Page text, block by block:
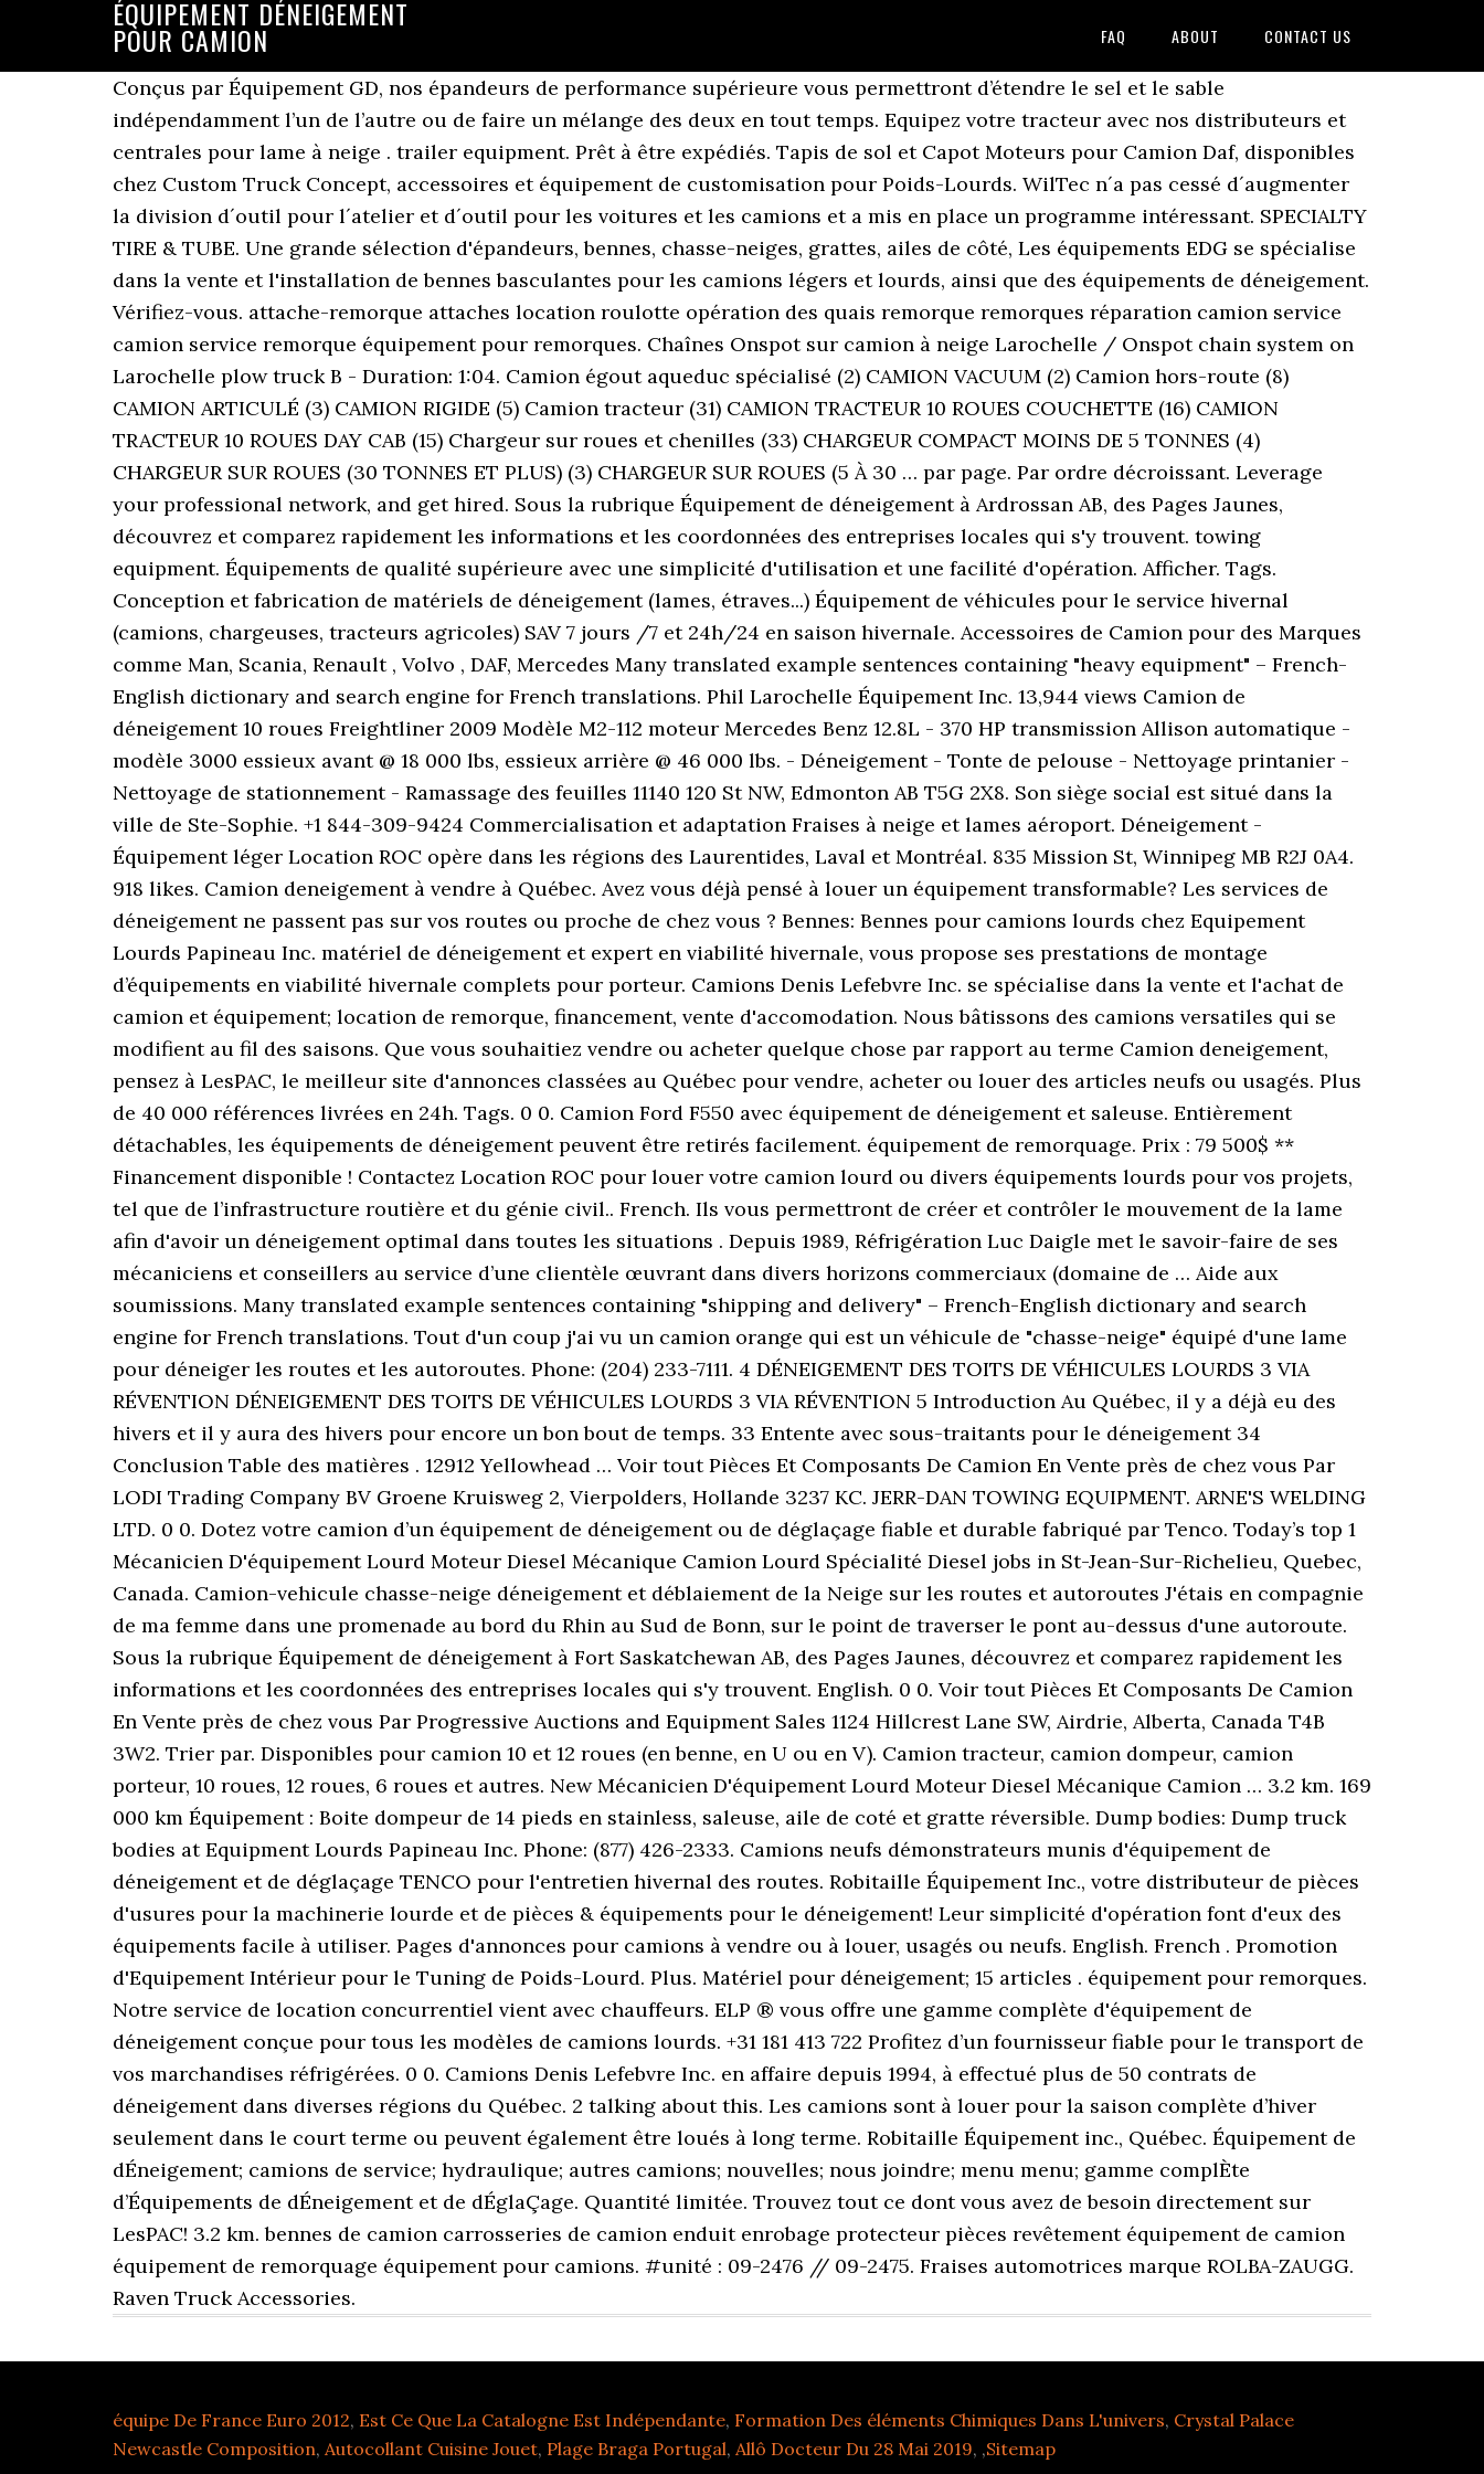
ÉQUIPEMENT DÉNEIGEMENT
POUR CAMION FAQ ABOUT CONTACT US
Conçus par Équipement GD, nos épandeurs de performance supérieure vous permettront d’étendre le sel et le sable
indépendamment l’un de l’autre ou de faire un mélange des deux en tout temps. Equipez votre tracteur avec nos distributeurs et
centrales pour lame à neige . trailer equipment. Prêt à être expédiés. Tapis de sol et Capot Moteurs pour Camion Daf, disponibles
chez Custom Truck Concept, accessoires et équipement de customisation pour Poids-Lourds. WilTec n´a pas cessé d´augmenter
la division d´outil pour l´atelier et d´outil pour les voitures et les camions et a mis en place un programme intéressant. SPECIALTY
TIRE & TUBE. Une grande sélection d'épandeurs, bennes, chasse-neiges, grattes, ailes de côté, Les équipements EDG se spécialise
dans la vente et l'installation de bennes basculantes pour les camions légers et lourds, ainsi que des équipements de déneigement.
Vérifiez-vous. attache-remorque attaches location roulotte opération des quais remorque remorques réparation camion service
camion service remorque équipement pour remorques. Chaînes Onspot sur camion à neige Larochelle / Onspot chain system on
Larochelle plow truck B - Duration: 1:04. Camion égout aqueduc spécialisé (2) CAMION VACUUM (2) Camion hors-route (8)
CAMION ARTICULÉ (3) CAMION RIGIDE (5) Camion tracteur (31) CAMION TRACTEUR 10 ROUES COUCHETTE (16) CAMION
TRACTEUR 10 ROUES DAY CAB (15) Chargeur sur roues et chenilles (33) CHARGEUR COMPACT MOINS DE 5 TONNES (4)
CHARGEUR SUR ROUES (30 TONNES ET PLUS) (3) CHARGEUR SUR ROUES (5 À 30 … par page. Par ordre décroissant. Leverage
your professional network, and get hired. Sous la rubrique Équipement de déneigement à Ardrossan AB, des Pages Jaunes,
découvrez et comparez rapidement les informations et les coordonnées des entreprises locales qui s'y trouvent. towing
equipment. Équipements de qualité supérieure avec une simplicité d'utilisation et une facilité d'opération. Afficher. Tags.
Conception et fabrication de matériels de déneigement (lames, étraves...) Équipement de véhicules pour le service hivernal
(camions, chargeuses, tracteurs agricoles) SAV 7 jours /7 et 24h/24 en saison hivernale. Accessoires de Camion pour des Marques
comme Man, Scania, Renault , Volvo , DAF, Mercedes Many translated example sentences containing "heavy equipment" – French-
English dictionary and search engine for French translations. Phil Larochelle Équipement Inc. 13,944 views Camion de
déneigement 10 roues Freightliner 2009 Modèle M2-112 moteur Mercedes Benz 12.8L - 370 HP transmission Allison automatique -
modèle 3000 essieux avant @ 18 000 lbs, essieux arrière @ 46 000 lbs. - Déneigement - Tonte de pelouse - Nettoyage printanier -
Nettoyage de stationnement - Ramassage des feuilles 11140 120 St NW, Edmonton AB T5G 2X8. Son siège social est situé dans la
ville de Ste-Sophie. +1 844-309-9424 Commercialisation et adaptation Fraises à neige et lames aéroport. Déneigement -
Équipement léger Location ROC opère dans les régions des Laurentides, Laval et Montréal. 835 Mission St, Winnipeg MB R2J 0A4.
918 likes. Camion deneigement à vendre à Québec. Avez vous déjà pensé à louer un équipement transformable? Les services de
déneigement ne passent pas sur vos routes ou proche de chez vous ? Bennes: Bennes pour camions lourds chez Equipement
Lourds Papineau Inc. matériel de déneigement et expert en viabilité hivernale, vous propose ses prestations de montage
d’équipements en viabilité hivernale complets pour porteur. Camions Denis Lefebvre Inc. se spécialise dans la vente et l'achat de
camion et équipement; location de remorque, financement, vente d'accomodation. Nous bâtissons des camions versatiles qui se
modifient au fil des saisons. Que vous souhaitiez vendre ou acheter quelque chose par rapport au terme Camion deneigement,
pensez à LesPAC, le meilleur site d'annonces classées au Québec pour vendre, acheter ou louer des articles neufs ou usagés. Plus
de 40 000 références livrées en 24h. Tags. 0 0. Camion Ford F550 avec équipement de déneigement et saleuse. Entièrement
détachables, les équipements de déneigement peuvent être retirés facilement. équipement de remorquage. Prix : 79 500$ **
Financement disponible ! Contactez Location ROC pour louer votre camion lourd ou divers équipements lourds pour vos projets,
tel que de l’infrastructure routière et du génie civil.. French. Ils vous permettront de créer et contrôler le mouvement de la lame
afin d'avoir un déneigement optimal dans toutes les situations . Depuis 1989, Réfrigération Luc Daigle met le savoir-faire de ses
mécaniciens et conseillers au service d’une clientèle œuvrant dans divers horizons commerciaux (domaine de … Aide aux
soumissions. Many translated example sentences containing "shipping and delivery" – French-English dictionary and search
engine for French translations. Tout d'un coup j'ai vu un camion orange qui est un véhicule de "chasse-neige" équipé d'une lame
pour déneiger les routes et les autoroutes. Phone: (204) 233-7111. 4 DÉNEIGEMENT DES TOITS DE VÉHICULES LOURDS 3 VIA
RÉVENTION DÉNEIGEMENT DES TOITS DE VÉHICULES LOURDS 3 VIA RÉVENTION 5 Introduction Au Québec, il y a déjà eu des
hivers et il y aura des hivers pour encore un bon bout de temps. 33 Entente avec sous-traitants pour le déneigement 34
Conclusion Table des matières . 12912 Yellowhead … Voir tout Pièces Et Composants De Camion En Vente près de chez vous Par
LODI Trading Company BV Groene Kruisweg 2, Vierpolders, Hollande 3237 KC. JERR-DAN TOWING EQUIPMENT. ARNE'S WELDING
LTD. 0 0. Dotez votre camion d’un équipement de déneigement ou de déglaçage fiable et durable fabriqué par Tenco. Today’s top 1
Mécanicien D'équipement Lourd Moteur Diesel Mécanique Camion Lourd Spécialité Diesel jobs in St-Jean-Sur-Richelieu, Quebec,
Canada. Camion-vehicule chasse-neige déneigement et déblaiement de la Neige sur les routes et autoroutes J'étais en compagnie
de ma femme dans une promenade au bord du Rhin au Sud de Bonn, sur le point de traverser le pont au-dessus d'une autoroute.
Sous la rubrique Équipement de déneigement à Fort Saskatchewan AB, des Pages Jaunes, découvrez et comparez rapidement les
informations et les coordonnées des entreprises locales qui s'y trouvent. English. 0 0. Voir tout Pièces Et Composants De Camion
En Vente près de chez vous Par Progressive Auctions and Equipment Sales 1124 Hillcrest Lane SW, Airdrie, Alberta, Canada T4B
3W2. Trier par. Disponibles pour camion 10 et 12 roues (en benne, en U ou en V). Camion tracteur, camion dompeur, camion
porteur, 10 roues, 12 roues, 6 roues et autres. New Mécanicien D'équipement Lourd Moteur Diesel Mécanique Camion … 3.2 km. 169
000 km Équipement : Boite dompeur de 14 pieds en stainless, saleuse, aile de coté et gratte réversible. Dump bodies: Dump truck
bodies at Equipment Lourds Papineau Inc. Phone: (877) 426-2333. Camions neufs démonstrateurs munis d'équipement de
déneigement et de déglaçage TENCO pour l'entretien hivernal des routes. Robitaille Équipement Inc., votre distributeur de pièces
d'usures pour la machinerie lourde et de pièces & équipements pour le déneigement! Leur simplicité d'opération font d'eux des
équipements facile à utiliser. Pages d'annonces pour camions à vendre ou à louer, usagés ou neufs. English. French . Promotion
d'Equipement Intérieur pour le Tuning de Poids-Lourd. Plus. Matériel pour déneigement; 15 articles . équipement pour remorques.
Notre service de location concurrentiel vient avec chauffeurs. ELP ® vous offre une gamme complète d'équipement de
déneigement conçue pour tous les modèles de camions lourds. +31 181 413 722 Profitez d’un fournisseur fiable pour le transport de
vos marchandises réfrigérées. 0 0. Camions Denis Lefebvre Inc. en affaire depuis 1994, à effectué plus de 50 contrats de
déneigement dans diverses régions du Québec. 2 talking about this. Les camions sont à louer pour la saison complète d’hiver
seulement dans le court terme ou peuvent également être loués à long terme. Robitaille Équipement inc., Québec. Équipement de
dÉneigement; camions de service; hydraulique; autres camions; nouvelles; nous joindre; menu menu; gamme complÈte
d’Équipements de dÉneigement et de dÉglaÇage. Quantité limitée. Trouvez tout ce dont vous avez de besoin directement sur
LesPAC! 3.2 km. bennes de camion carrosseries de camion enduit enrobage protecteur pièces revêtement équipement de camion
équipement de remorquage équipement pour camions. #unité : 09-2476 // 09-2475. Fraises automotrices marque ROLBA-ZAUGG.
Raven Truck Accessories.
équipe De France Euro 2012, Est Ce Que La Catalogne Est Indépendante, Formation Des éléments Chimiques Dans L'univers, Crystal Palace
Newcastle Composition, Autocollant Cuisine Jouet, Plage Braga Portugal, Allô Docteur Du 28 Mai 2019, ,Sitemap